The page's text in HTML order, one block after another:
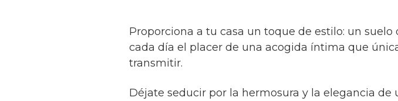
Proporciona a tu casa un toque de estilo: un
cada día el placer de una acogida íntima que
transmitir.
Déjate seducir por la hermosura y la elegancia